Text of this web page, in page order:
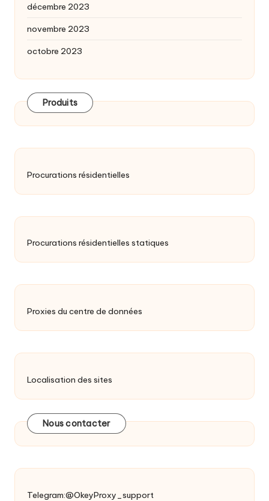
décembre 2023
novembre 2023
octobre 2023
Produits
Procurations résidentielles
Procurations résidentielles statiques
Proxies du centre de données
Localisation des sites
Nous contacter
Telegram:@OkeyProxy_support